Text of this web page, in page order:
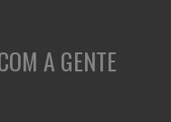
A GENTE